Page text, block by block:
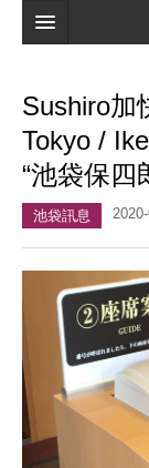
地圖
最新資訊
口碑
我的頁面
書簽
Sushiro加
Tokyo /
“池袋保四
池袋訊息